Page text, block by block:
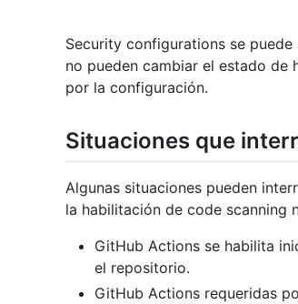
Security configurations se
no pueden cambiar el estado de
por la configuración.
Situaciones que
Algunas situaciones pueden
la habilitación de code scanning
GitHub Actions se habilita
el repositorio.
GitHub Actions requeridas